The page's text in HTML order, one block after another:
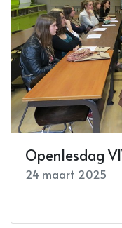
Openlesdag
24 maart 2025